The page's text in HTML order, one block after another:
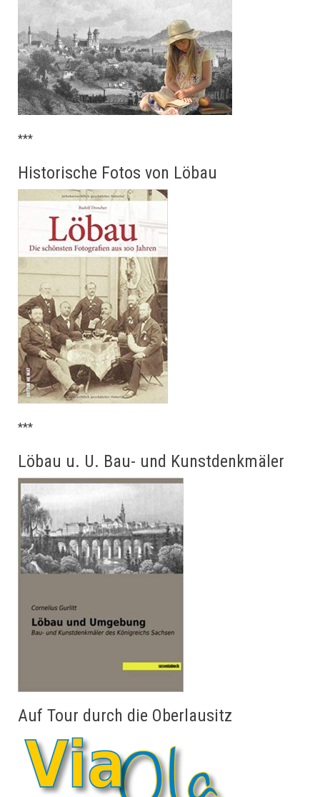
***
Historische Fotos von Löbau
***
Löbau u. U. Bau- und Kunstdenkmäler
Auf Tour durch die Oberlausitz